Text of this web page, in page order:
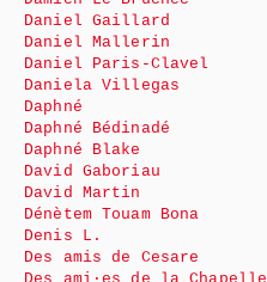
Daniel Gaillard
Daniel Mallerin
Daniel Paris-Clavel
Daniela Villegas
Daphné
Daphné Bédinadé
Daphné Blake
David Gaboriau
David Martin
Dénètem Touam Bona
Denis L.
Des amis de Cesare